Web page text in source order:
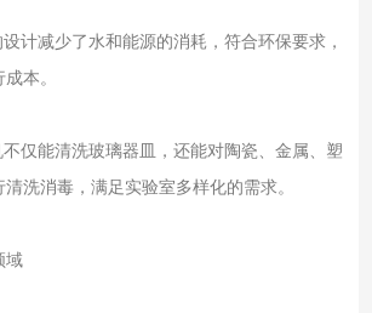
计减少了水和能源的消耗，符合环保要求，
本。
仅能清洗玻璃器皿，还能对陶瓷、金属、塑
洗消毒，满足实验室多样化的需求。
域